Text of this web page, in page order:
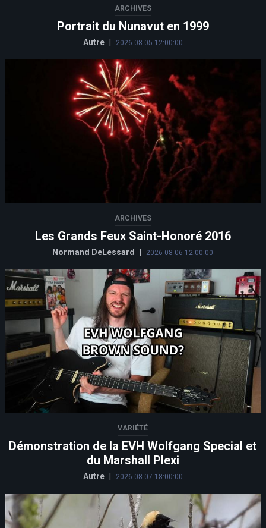
ARCHIVES
Portrait du Nunavut en 1999
Autre 2026-08-05 12:00:00
ARCHIVES
Les Grands Feux Saint-Honoré 2016
Normand DeLessard 2026-08-06 12:00:00
VARIÉTÉ
Démonstration de la EVH Wolfgang Special et
du Marshall Plexi
Autre 2026-08-07 18:00:00